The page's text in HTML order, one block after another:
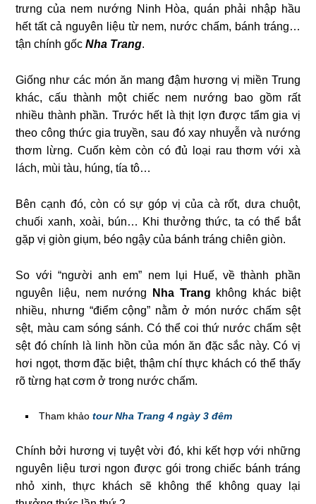
trưng của nem nướng Ninh Hòa, quán phải nhập hầu
hết tất cả nguyên liệu từ nem, nước chấm, bánh tráng…
tận chính gốcNha Trang.
Giống như các món ăn mang đậm hương vị miền Trung
khác, cấu thành một chiếc nem nướng bao gồm rất
nhiều thành phần. Trước hết là thịt lợn được tẩm gia vị
theo công thức gia truyền, sau đó xay nhuyễn và nướng
thơm lừng. Cuốn kèm còn có đủ loại rau thơm với xà
lách, mùi tàu, húng, tía tô…
Bên cạnh đó, còn có sự góp vị của cà rốt, dưa chuột,
chuối xanh, xoài, bún… Khi thưởng thức, ta có thể bắt
gặp vị giòn giụm, béo ngậy của bánh tráng chiên giòn.
So với “người anh em” nem lụi Huế, về thành phần
nguyên liệu, nem nướng
Nha Trang không khác biệt
nhiều, nhưng “điểm cộng” nằm ở món nước chấm sệt
sệt, màu cam sóng sánh. Có thể coi thứ nước chấm sệt
sệt đó chính là linh hồn của món ăn đặc sắc này. Có vị
hơi ngọt, thơm đặc biệt, thậm chí thực khách có thể thấy
rõ từng hạt cơm ở trong nước chấm.
Tham khảo tour Nha Trang 4 ngày 3 đêm
Chính bởi hương vị tuyệt vời đó, khi kết hợp với những
nguyên liệu tươi ngon được gói trong chiếc bánh tráng
nhỏ xinh, thực khách sẽ không thể không quay lại